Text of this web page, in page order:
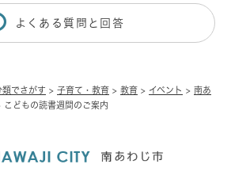
類でさがす > 子育て・教育 > 教育 > イベント > 南あ
こどもの読書週間のご案内
よくある質問と回答